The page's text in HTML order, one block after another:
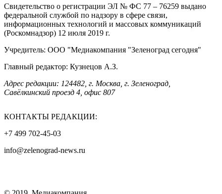
Свидетельство о регистрации ЭЛ № ФС 77 – 76259 выдано
федеральной службой по надзору в сфере связи,
информационных технологий и массовых коммуникаций
(Роскомнадзор) 12 июля 2019 г.
Учредитель: ООО "Медиакомпания "Зеленоград сегодня"
Главный редактор: Кузнецов А.З.
Адрес редакции: 124482, г. Москва, г. Зеленоград,
Савёлкинский проезд 4, офис 807
КОНТАКТЫ РЕДАКЦИИ:
+7 499 702-45-03
info@zelenograd-news.ru